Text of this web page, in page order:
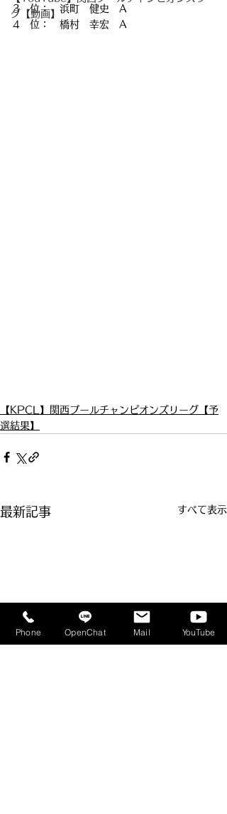
グ【動画】
3　位：　浜町　健史　A
4　位：　橋村　幸宏　A
【KPCL】関西プールチャンピオンズリーグ【予
選結果】
最新記事 すべて表示
Phone OpenChat Mail YouTube